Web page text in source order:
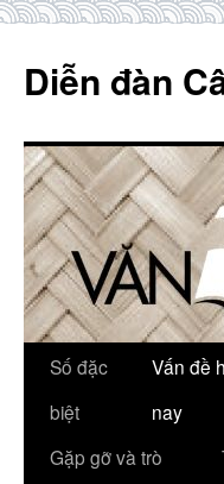
content
Diễn đàn
Số đặc
biệt
Vấn đề
nay
Gặp gỡ và trò